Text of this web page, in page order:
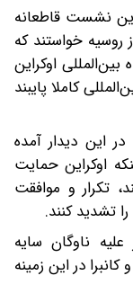
این نشست قاطعانه
روسیه خواستند که
اوکراین
کاملا پایبند
این دیدار آمده
اوکراین حمایت
تکرار و موافقت
تشدید کنند.
ناوگان سایه
در این زمینه